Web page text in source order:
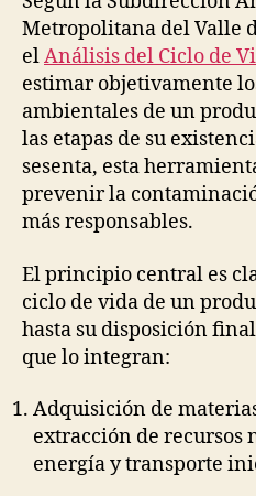
Metropolitana del Valle
elAnálisis del Ciclo de
estimar objetivamente
ambientales de un
las etapas de su
sesenta, esta
prevenir la
más responsables.
El principio central es
ciclo de vida de un
hasta su disposición
que lo integran:
Adquisición de
extracción de recursos
energía y transporte